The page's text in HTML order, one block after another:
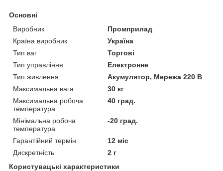
Основні
Виробник
Промприлад
Країна виробник
Україна
Тип ваг
Торгові
Тип управління
Електронне
Тип живлення
Акумулятор, Мережа 220 В
Максимальна вага
30 кг
Максимальна робоча
температура
40 град.
Мінімальна робоча
температура
-20 град.
Гарантійний термін
12 міс
Дискретність
2 г
Користувацькі характеристики